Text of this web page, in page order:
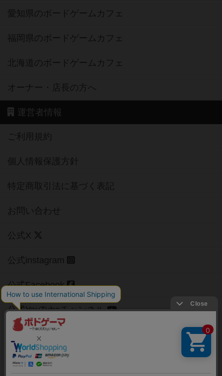
愛知県のボードゲームカフェ
福岡県のボードゲームカフェ
北海道のボードゲームカフェ
オーナー・店長の方へ
運営者情報
ご利用規約
個人情報保護方針
特定商取引法に基づく表記
お問い合わせ
公式X
公式instagram
公式Facebook
公式YouTubeチャンネル